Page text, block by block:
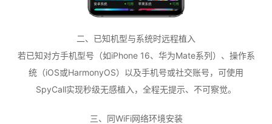
二、已知机型与系统时远程植入
若已知对方手机型号（如iPhone 16、华为Mate系列）、操作系
统（iOS或HarmonyOS）以及手机号或社交账号，可使用
SpyCall实现秒级无感植入，全程无提示、不可察觉。
三、同WiFi网络环境安装